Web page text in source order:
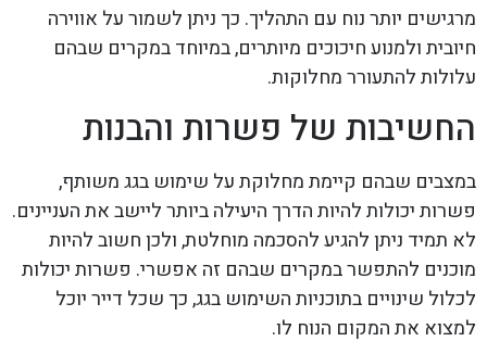
מרגישים יותר נוח עם התהליך. כך ניתן לשמור על אווירה
חיובית ולמנוע חיכוכים מיותרים, במיוחד במקרים שבהם
עלולות להתעורר מחלוקות.
החשיבות של פשרות והבנות
במצבים שבהם קיימת מחלוקת על שימוש בגג משותף,
פשרות יכולות להיות הדרך היעילה ביותר ליישב את העניינים.
לא תמיד ניתן להגיע להסכמה מוחלטת, ולכן חשוב להיות
מוכנים להתפשר במקרים שבהם זה אפשרי. פשרות יכולות
לכלול שינויים בתוכניות השימוש בגג, כך שכל דייר יוכל
למצוא את המקום הנוח לו.